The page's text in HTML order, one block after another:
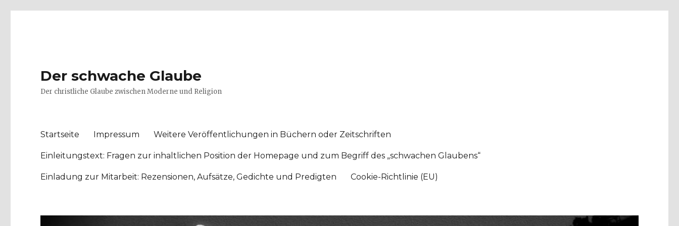
Der schwache Glaube
Der christliche Glaube zwischen Moderne und Religion
Startseite Impressum Weitere Veröffentlichungen in Büchern oder Zeitschriften
Einleitungstext: Fragen zur inhaltlichen Position der Homepage und zum Begriff des „schwachen Glaubens“
Einladung zur Mitarbeit: Rezensionen, Aufsätze, Gedichte und Predigten Cookie-Richtlinie (EU)